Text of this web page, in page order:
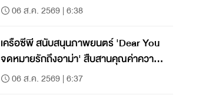
06 ส.ค. 2569 | 6:38
เครือซีพี สนับสนุนภาพยนตร์ 'Dear You
จดหมายรักถึงอาม่า' สืบสานคุณค่าความ
กตัญญู
06 ส.ค. 2569 | 6:37